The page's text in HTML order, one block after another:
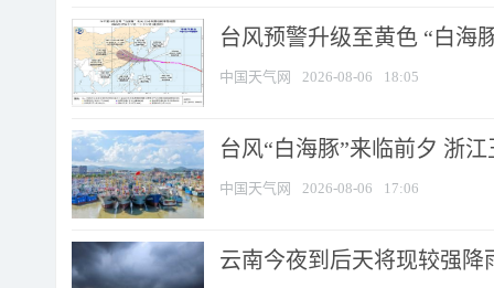
台风预警升级至黄色 “白海
中国天气网 2026-08-06 18:05
台风“白海豚”来临前夕 浙
中国天气网 2026-08-06 17:06
云南今夜到后天将现较强降